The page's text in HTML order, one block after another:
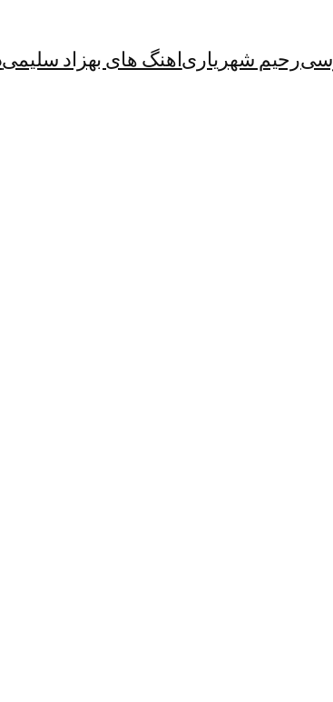
رحیم شهریاریاهنگ های بهزاد سلیمی